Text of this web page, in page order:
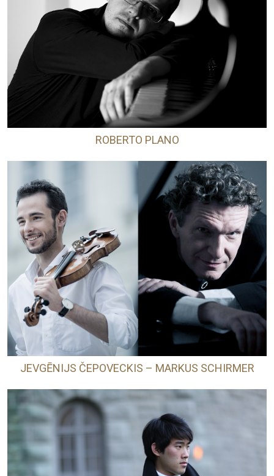
ROBERTO PLANO
JEVGĒNIJS ČEPOVECKIS – MARKUS SCHIRMER